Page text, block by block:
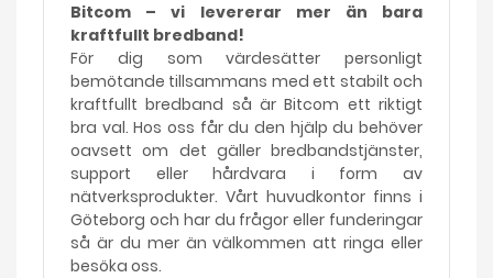
Bitcom – vi levererar mer än bara
kraftfullt bredband!
För dig som värdesätter personligt
bemötande tillsammans med ett stabilt och
kraftfullt bredband så är Bitcom ett riktigt
bra val. Hos oss får du den hjälp du behöver
oavsett om det gäller bredbandstjänster,
support eller hårdvara i form av
nätverksprodukter. Vårt huvudkontor finns i
Göteborg och har du frågor eller funderingar
så är du mer än välkommen att ringa eller
besöka oss.